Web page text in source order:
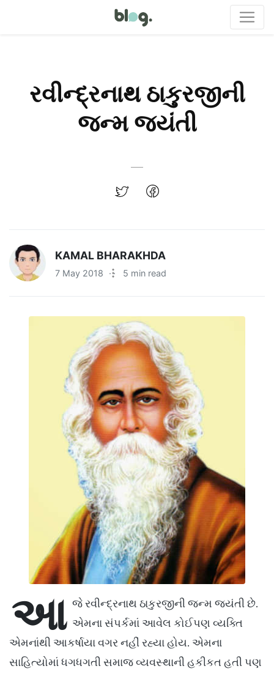
રવીન્દ્રનાથ ઠાકુરજીની
જન્મ જયંતી
KAMAL BHARAKHDA
7 May 2018 · 5 min read
આ જે રવીન્દ્રનાથ ઠાકુરજીની જન્મ જયંતી છે.
એમના સંપર્કમાં આવેલ કોઈપણ વ્યક્તિ
એમનાંથી આકર્ષાયા વગર નહીં રહ્યા હોય. એમના
સાહિત્યોમાં ધગધગતી સમાજ વ્યવસ્થાની હકીકત હતી પણ